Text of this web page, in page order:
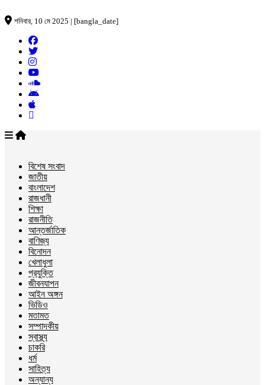
শনিবার, 10 মে 2025 | [bangla_date]
বিশেষ সংবাদ
জাতীয়
বাংলাদেশ
রাজধানী
শিক্ষা
রাজনীতি
আন্তর্জাতিক
বাণিজ্য
বিনোদন
খেলাধুলা
প্রযুক্তি
জীবনযাপন
আইন অঙ্গন
ভিডিও
মতামত
সম্পাদকীয়
স্বাস্থ্য
চাকরি
ধর্ম
সাহিত্য
অন্যান্য